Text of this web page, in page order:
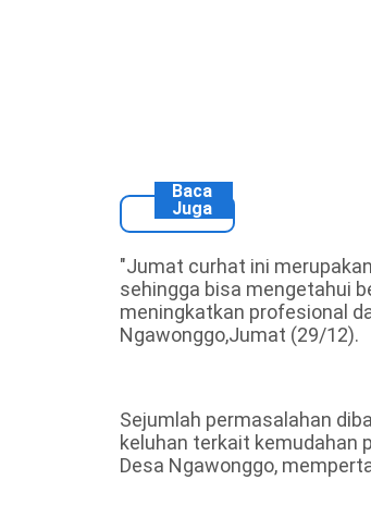
Baca
Juga
"Jumat curhat ini
sehingga bisa mengetahui
meningkatkan profesional
Ngawonggo,Jumat (29/12).
Sejumlah permasalahan
keluhan terkait kemudahan
Desa Ngawonggo,